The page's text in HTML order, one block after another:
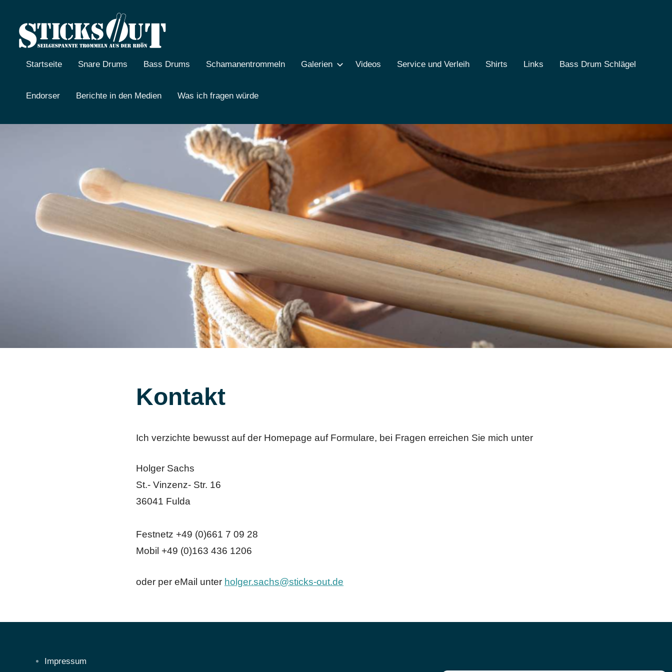
springenSticks
out
Seilgespannte
Trommeln
ausStartseite Snare Drums Bass Drums Schamanentrommeln Galerien Videos Service und Verleih Shirts Links Bass Drum Schlägel
Endorser Berichte in den Medien Was ich fragen würde
Kontakt
Ich verzichte bewusst auf der Homepage auf Formulare, bei Fragen erreichen Sie mich unter
Holger Sachs
St.- Vinzenz- Str. 16
36041 Fulda
Festnetz +49 (0)661 7 09 28
Mobil +49 (0)163 436 1206
oder per eMail unter holger.sachs@sticks-out.de
Impressum